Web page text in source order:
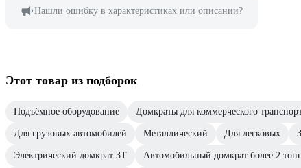
Нашли ошибку в характеристиках или описании?
Этот товар из подборок
Подъёмное оборудование Домкраты для коммерческого
Для грузовых автомобилей Металлический Для легковых
Электрический домкрат 3Т Автомобильный домкрат более 2